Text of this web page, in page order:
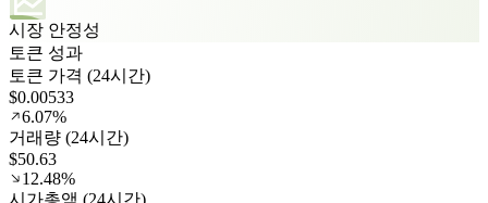
시장 안정성
토큰 성과
토큰 가격 (24시간)
$0.00533
6.07%
거래량 (24시간)
$50.63
12.48%